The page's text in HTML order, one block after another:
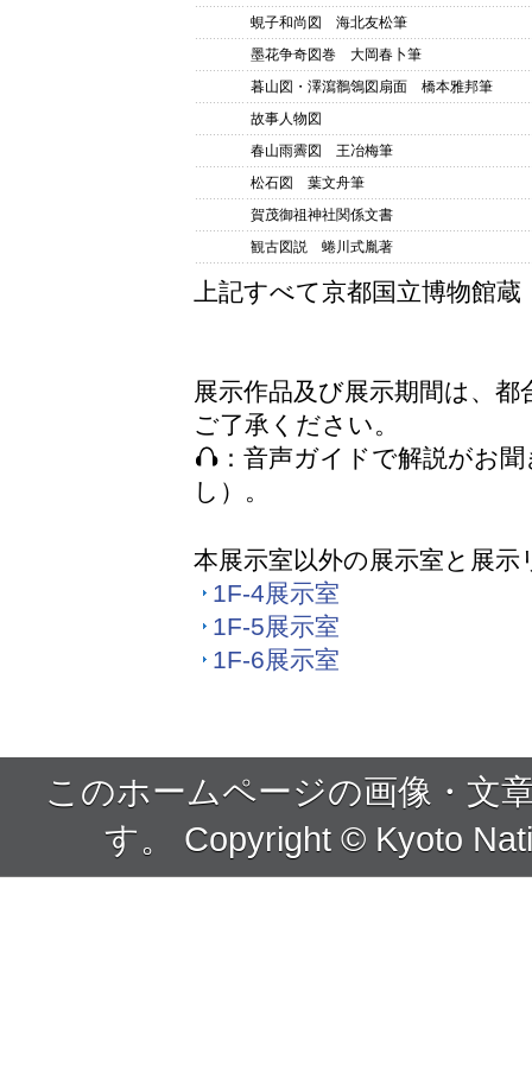
蜆子和尚図 海北友松筆
墨花争奇図巻 大岡春卜筆
暮山図・澤瀉鶺鴒図扇面 橋本雅邦筆
故事人物図
春山雨霽図 王冶梅筆
松石図 葉文舟筆
賀茂御祖神社関係文書
観古図説 蜷川式胤著
上記すべて京都国立博物館蔵
展示作品及び展示期間は、
ご了承ください。
：音声ガイドで解説がお
し）。
本展示室以外の展示室と展示
1F-4展示室
1F-5展示室
1F-6展示室
このホームページの画像・文
す。 Copyright © Kyoto